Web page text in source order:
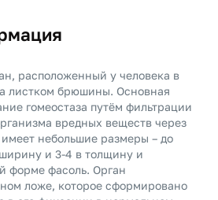
расположенный у человека в
листком брюшины. Основная
гомеостаза путём фильтрации
вредных веществ через
небольшие размеры – до
и 3-4 в толщину и
форме фасоль. Орган
ложе, которое сформировано